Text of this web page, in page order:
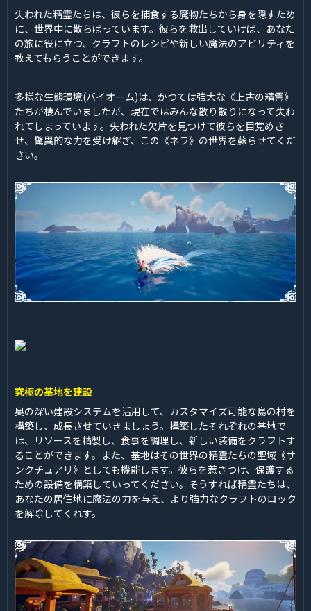
失われた精霊たちは、彼らを捕食する魔物たちから身を隠すため
に、世界中に散らばっています。彼らを救出していけば、あなた
の旅に役に立つ、クラフトのレシピや新しい魔法のアビリティを
教えてもらうことができます。
多様な生態環境(バイオーム)は、かつては強大な《上古の精霊》
たちが棲んでいましたが、現在ではみんな散り散りになって失わ
れてしまっています。失われた欠片を見つけて彼らを目覚めさ
せ、驚異的な力を受け継ぎ、この《ネラ》の世界を蘇らせてくだ
さい。
究極の基地を建設
奥の深い建設システムを活用して、カスタマイズ可能な島の村を
構築し、成長させていきましょう。構築したそれぞれの基地で
は、リソースを精製し、食事を調理し、新しい装備をクラフトす
ることができます。また、基地はその世界の精霊たちの聖域《サ
ンクチュアリ》としても機能します。彼らを惹きつけ、保護する
ための設備を構築していってください。そうすれば精霊たちは、
あなたの居住地に魔法の力を与え、より強力なクラフトのロック
を解除してくれす。